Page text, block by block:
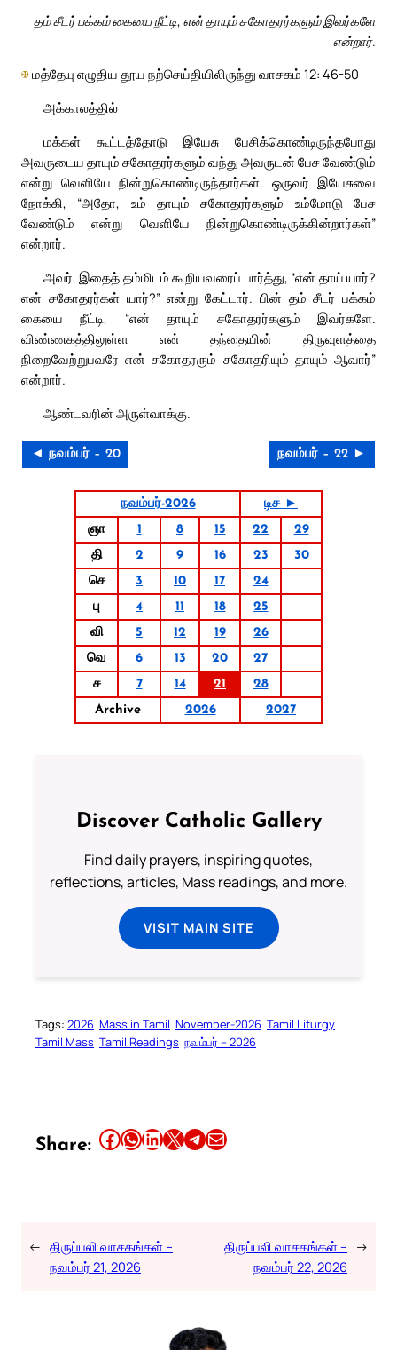
தம் சீடர் பக்கம் கையை நீட்டி, என் தாயும் சகோதரர்களும் இவர்களே
என்றார்.
✠மத்தேயு எழுதிய தூய நற்செய்தியிலிருந்து வாசகம் 12: 46-50
அக்காலத்தில்
மக்கள் கூட்டத்தோடு இயேசு பேசிக்கொண்டிருந்தபோது
அவருடைய தாயும் சகோதரர்களும் வந்து அவருடன் பேச வேண்டும்
என்று வெளியே நின்றுகொண்டிருந்தார்கள். ஒருவர் இயேசுவை
நோக்கி, “அதோ, உம் தாயும் சகோதரர்களும் உம்மோடு பேச
வேண்டும் என்று வெளியே நின்றுகொண்டிருக்கின்றார்கள்”
என்றார்.
அவர், இதைத் தம்மிடம் கூறியவரைப் பார்த்து, “என் தாய் யார்?
என் சகோதரர்கள் யார்?” என்று கேட்டார். பின் தம் சீடர் பக்கம்
கையை நீட்டி, “என் தாயும் சகோதரர்களும் இவர்களே.
விண்ணகத்திலுள்ள என் தந்தையின் திருவுளத்தை
நிறைவேற்றுபவரே என் சகோதரரும் சகோதரியும் தாயும் ஆவார்”
என்றார்.
ஆண்டவரின் அருள்வாக்கு.
◄ நவம்பர் – 20 நவம்பர் – 22 ►
நவம்பர்-2026
டிச ►
ஞா
1 8 15 22
29
தி
2 9 16 23
30
செ
3 10 17
24
பு
4 11 18
25
வி
5 12 19
26
வெ
6 13 20
27
ச
7 14 21
28
Archive
2026 2027
Discover Catholic Gallery
Find daily prayers, inspiring quotes,
reflections, articles, Mass readings, and more.
VISIT MAIN SITE
Tags: 2026 Mass in Tamil November-2026 Tamil Liturgy
Tamil Mass Tamil Readings நவம்பர் – 2026
Share: Share this article on Facebook Share this article on WhatsApp Share this article on LinkedIn Share this article on X Share this article on TelegramEmail this Article
← திருப்பலி வாசகங்கள் –
நவம்பர் 21, 2026
திருப்பலி வாசகங்கள் –
நவம்பர் 22, 2026
→